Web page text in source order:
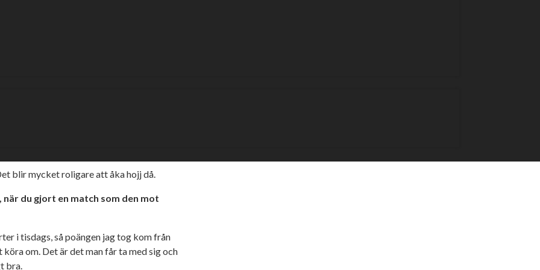
till tisdagens match med tre raka segrar
tisdag är svensken Joel Andersson. Efter
inklusive bonus. Det har gett honom
blir mycket roligare att åka hojj då.
du gjort en match som den mot
i tisdags, så poängen jag tog kom från
om. Det är det man får ta med sig och
bra.